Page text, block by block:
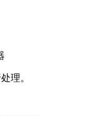
理。